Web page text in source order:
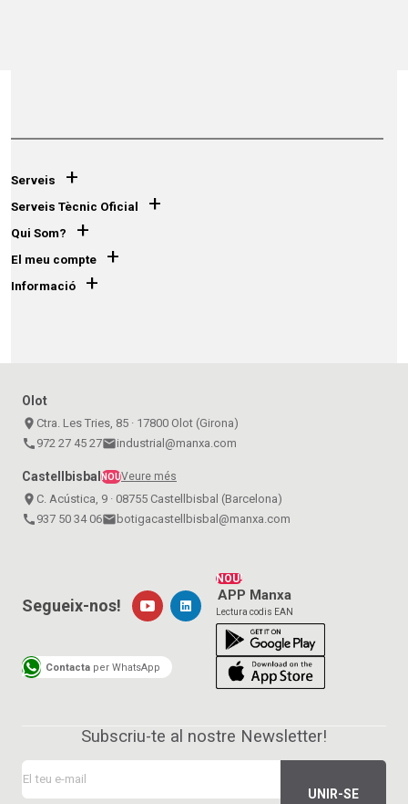
Serveis +
Serveis Tècnic Oficial +
Qui Som? +
El meu compte +
Informació +
Olot
place Ctra. Les Tries, 85 · 17800 Olot (Girona)
call 972 27 45 27emailindustrial@manxa.com
CastellbisbalNOUVeure més
place C. Acústica, 9 · 08755 Castellbisbal (Barcelona)
call 937 50 34 06emailbotigacastellbisbal@manxa.com
NOU!
APP Manxa
Lectura codis EAN
Segueix-nos!
Contacta per WhatsApp
Subscriu-te al nostre Newsletter!